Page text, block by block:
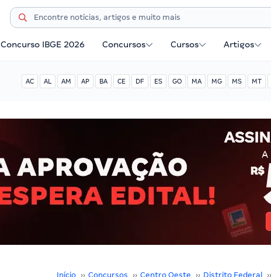
Concurso IBGE 2026 Concursos Cursos Artigos
AC AL AM AP BA CE DF ES GO MA MG MS MT
Início ›› Concursos ›› Centro Oeste ›› Distrito Federal ››